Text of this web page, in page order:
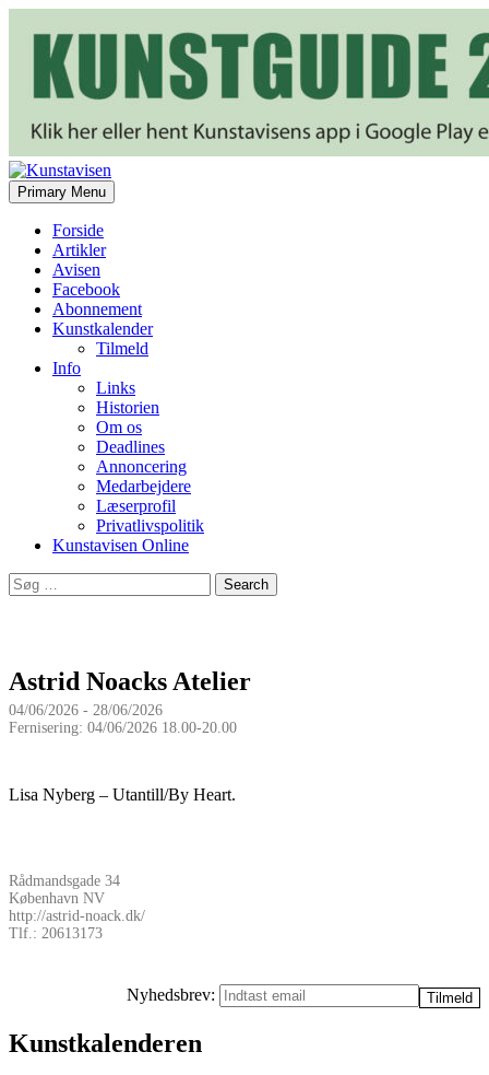
Kunstavisen
Search
Primary Menu Skip
to
Forside
Artikler
Avisen
Facebook
Abonnement
Kunstkalender
Tilmeld
Info
Links
Historien
Om os
Deadlines
Annoncering
Medarbejdere
Læserprofil
Privatlivspolitik
Kunstavisen Online
Search
for:
Astrid Noacks Atelier
04/06/2026 - 28/06/2026
Fernisering: 04/06/2026 18.00-20.00
Lisa Nyberg – Utantill/By Heart.
Rådmandsgade 34
København NV
http://astrid-noack.dk/
Tlf.: 20613173
Nyhedsbrev:
Kunstkalenderen